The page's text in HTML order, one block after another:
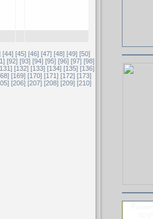
[44] [45] [46] [47] [48] [49] [50]
[92] [93] [94] [95] [96] [97] [98]
[132] [133] [134] [135] [136]
[169] [170] [171] [172] [173]
[206] [207] [208] [209] [210]